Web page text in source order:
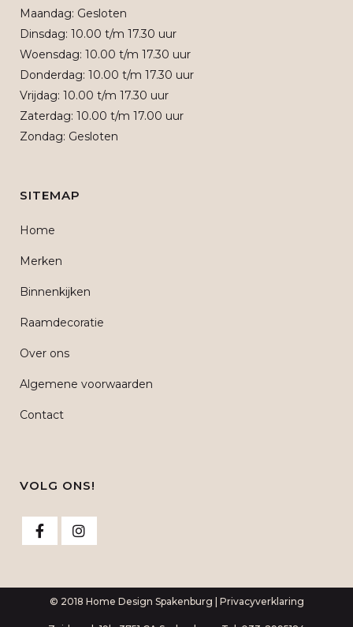
Maandag: Gesloten
Dinsdag: 10.00 t/m 17.30 uur
Woensdag: 10.00 t/m 17.30 uur
Donderdag: 10.00 t/m 17.30 uur
Vrijdag: 10.00 t/m 17.30 uur
Zaterdag: 10.00 t/m 17.00 uur
Zondag: Gesloten
SITEMAP
Home
Merken
Binnenkijken
Raamdecoratie
Over ons
Algemene voorwaarden
Contact
VOLG ONS!
© 2018 Home Design Spakenburg | Privacyverklaring